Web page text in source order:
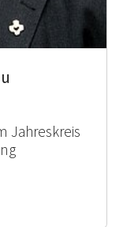
Jahreskreis